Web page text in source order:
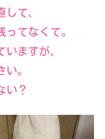
て、
てなくて。
ますが、
。
い？